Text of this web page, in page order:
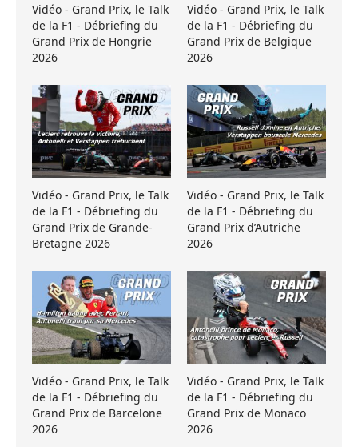
Vidéo - Grand Prix, le Talk
de la F1 - Débriefing du
Grand Prix de Hongrie
2026
Vidéo - Grand Prix, le Talk
de la F1 - Débriefing du
Grand Prix de Belgique
2026
Vidéo - Grand Prix, le Talk
de la F1 - Débriefing du
Grand Prix de Grande-
Bretagne 2026
Vidéo - Grand Prix, le Talk
de la F1 - Débriefing du
Grand Prix d’Autriche
2026
Vidéo - Grand Prix, le Talk
de la F1 - Débriefing du
Grand Prix de Barcelone
2026
Vidéo - Grand Prix, le Talk
de la F1 - Débriefing du
Grand Prix de Monaco
2026